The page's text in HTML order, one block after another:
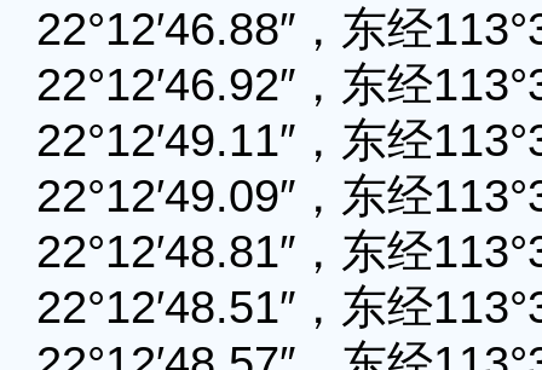
22°12′46.88″，东经
22°12′46.92″，东经
22°12′49.11″，东经
22°12′49.09″，东经
22°12′48.81″，东经
22°12′48.51″，东经